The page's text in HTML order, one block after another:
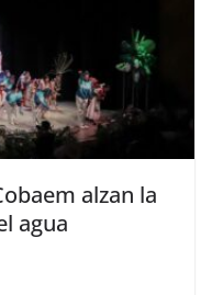
alzan la
agua